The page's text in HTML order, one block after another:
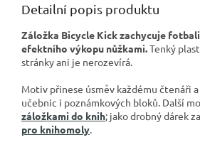
Detailní popis produktu
Záložka Bicycle Kick zachycuje
efektního výkopu nůžkami.Tenký
stránky ani je nerozevírá.
Motiv přinese úsměv každému čtenáři
učebnic i poznámkových bloků. Další
záložkami do knih; jako drobný dárek
pro knihomoly.